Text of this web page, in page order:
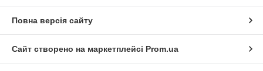
Повна версія сайту
Сайт створено на маркетплейсі Prom.ua